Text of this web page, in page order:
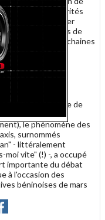
auprès des autorités
qui doivent finaliser
1999 leurs plans de
pour les cinq prochaines
sur
Facebook
1999 -
En Afrique de
le phénomène des
surnommés
- littéralement
moi vite" (!) -, a occupé
importante du débat
à l'occasion des
béninoises de mars